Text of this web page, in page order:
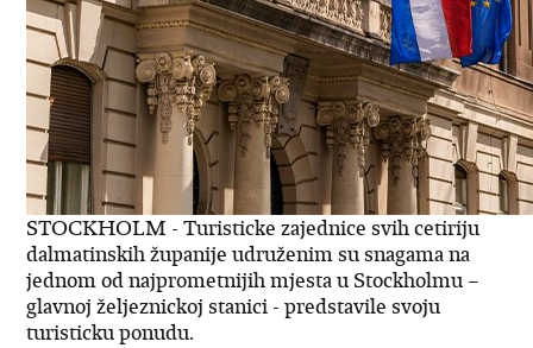
STOCKHOLM - Turisticke zajednice svih cetiriju
dalmatinskih županije udruženim su snagama na
jednom od najprometnijih mjesta u Stockholmu –
glavnoj željeznickoj stanici - predstavile svoju
turisticku ponudu.